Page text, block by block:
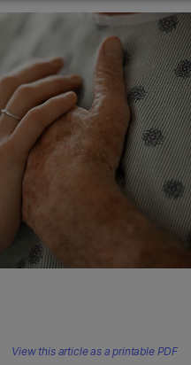
View this article as a printable PDF